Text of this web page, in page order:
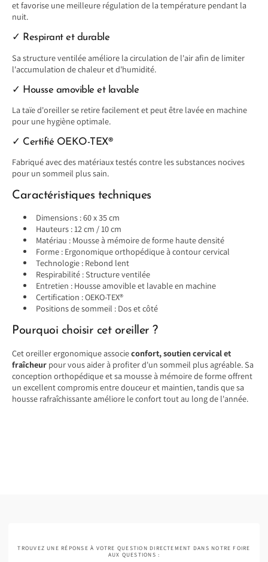
et favorise une meilleure régulation de la température pendant la
nuit.
✓ Respirant et durable
Sa structure ventilée améliore la circulation de l'air afin de limiter
l'accumulation de chaleur et d'humidité.
✓ Housse amovible et lavable
La taïe d'oreiller se retire facilement et peut être lavée en machine
pour une hygiène optimale.
✓ Certifié OEKO-TEX®
Fabriqué avec des matériaux testés contre les substances nocives
pour un sommeil plus sain.
Caractéristiques techniques
Dimensions : 60 x 35 cm
Hauteurs : 12 cm / 10 cm
Matériau : Mousse à mémoire de forme haute densité
Forme : Ergonomique orthopédique à contour cervical
Technologie : Rebond lent
Respirabilité : Structure ventilée
Entretien : Housse amovible et lavable en machine
Certification : OEKO-TEX®
Positions de sommeil : Dos et côté
Pourquoi choisir cet oreiller ?
Cet oreiller ergonomique associeconfort, soutien cervical et
fraîcheur pour vous aider à profiter d'un sommeil plus agréable. Sa
conception orthopédique et sa mousse à mémoire de forme offrent
un excellent compromis entre douceur et maintien, tandis que sa
housse rafraîchissante améliore le confort tout au long de l'année.
TROUVEZ UNE RÉPONSE À VOTRE QUESTION DIRECTEMENT DANS NOTRE FOIRE
AUX QUESTIONS :